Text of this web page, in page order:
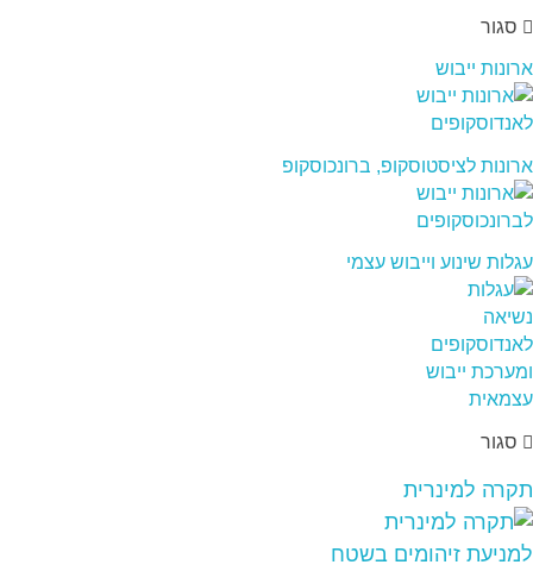
סגור
ארונות ייבוש
ארונות לציסטוסקופ, ברונכוסקופ
עגלות שינוע וייבוש עצמי
סגור
תקרה למינרית